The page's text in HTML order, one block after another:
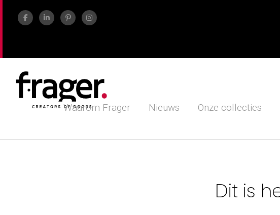
Waarom Frager
Nieuws Onze collecties
Dit is